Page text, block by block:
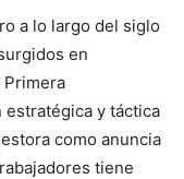
a lo largo del siglo
en
Primera
estratégica y táctica
como anuncia
tiene